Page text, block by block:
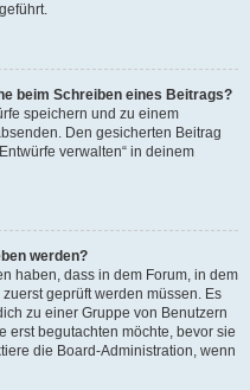
beim Schreiben eines Beitrags?
speichern und zu einem
Den gesicherten Beitrag
verwalten“ in deinem
werden?
haben, dass in dem Forum, in dem
geprüft werden müssen. Es
zu einer Gruppe von Benutzern
erst begutachten möchte, bevor sie
die Board-Administration, wenn